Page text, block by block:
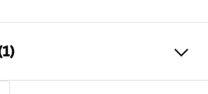
90 mm